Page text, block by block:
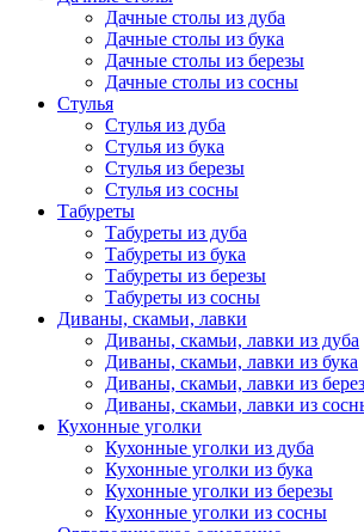
Дачные столы из дуба
Дачные столы из бука
Дачные столы из березы
Дачные столы из сосны
Стулья
Стулья из дуба
Стулья из бука
Стулья из березы
Стулья из сосны
Табуреты
Табуреты из дуба
Табуреты из бука
Табуреты из березы
Табуреты из сосны
Диваны, скамьи, лавки
Диваны, скамьи, лавки из дуба
Диваны, скамьи, лавки из бука
Диваны, скамьи, лавки из
Диваны, скамьи, лавки из
Кухонные уголки
Кухонные уголки из дуба
Кухонные уголки из бука
Кухонные уголки из березы
Кухонные уголки из сосны